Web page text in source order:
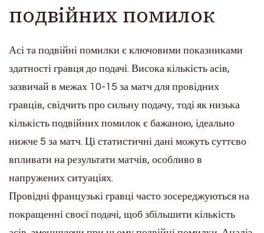
подвійних помилок
Асі та подвійні помилки є ключовими показниками
здатності гравця до подачі. Висока кількість асів,
зазвичай в межах 10-15 за матч для провідних
гравців, свідчить про сильну подачу, тоді як низька
кількість подвійних помилок є бажаною, ідеально
нижче 5 за матч. Ці статистичні дані можуть суттєво
впливати на результати матчів, особливо в
напружених ситуаціях.
Провідні французькі гравці часто зосереджуються на
покращенні своєї подачі, щоб збільшити кількість